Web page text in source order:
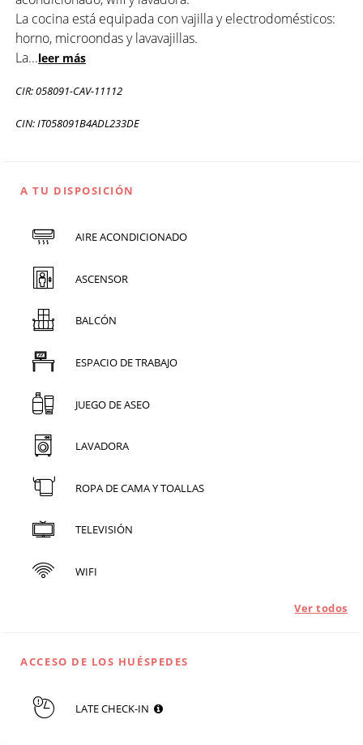
La cocina está equipada con vajilla y electrodomésticos:
horno, microondas y lavavajillas.
La...leer más
CIR: 058091-CAV-11112
CIN: IT058091B4ADL233DE
A TU DISPOSICIÓN
AIRE ACONDICIONADO
ASCENSOR
BALCÓN
ESPACIO DE TRABAJO
JUEGO DE ASEO
LAVADORA
ROPA DE CAMA Y TOALLAS
TELEVISIÓN
WIFI
Ver todos
ACCESO DE LOS HUÉSPEDES
LATE CHECK-IN